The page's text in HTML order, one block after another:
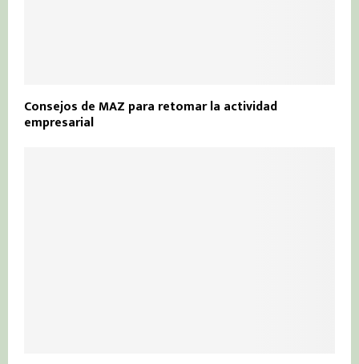
Consejos de MAZ para retomar la actividad
empresarial